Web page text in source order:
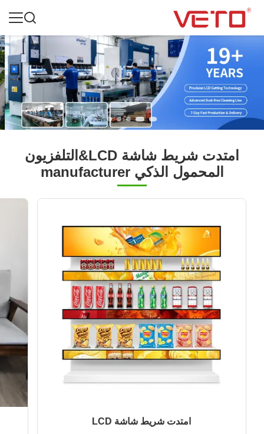
امتدت شريط شاشة LCD&التلفزيون
المحمول الذكي manufacturer
امتدت شريط شاشة LCD